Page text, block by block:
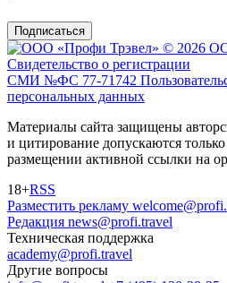
Подписаться
© 2026
Свидетельство о регистрации
СМИ №ФС 77-71742
персональных данных
Материалы сайта защищены
и цитирование допускаются
размещении активной ссылки на
18+RSS
Разместить рекламу
Редакция news@profi.travel
Техническая поддержка
academy@profi.travel
Другие вопросы